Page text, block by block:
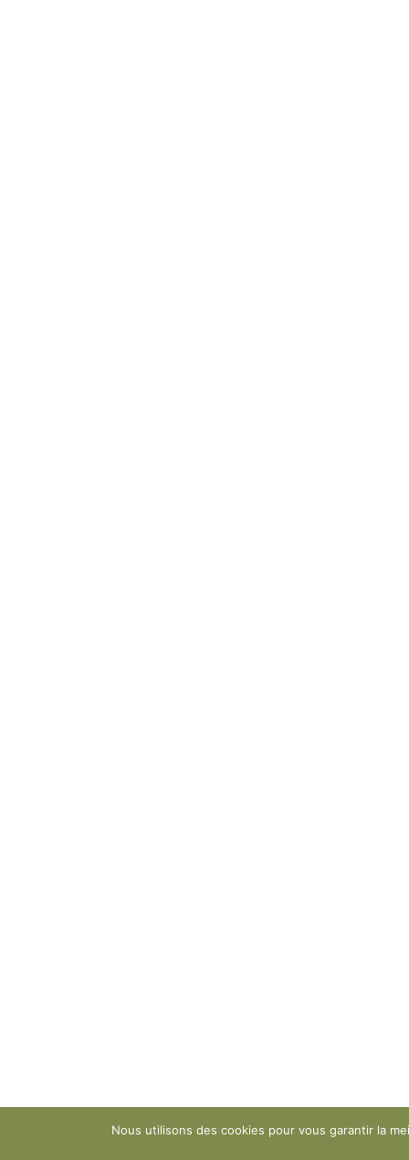
Nous utilisons des cookies pour vous garantir la